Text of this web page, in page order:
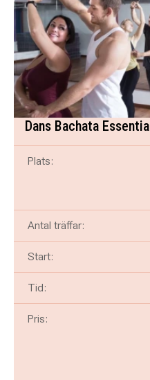
Dans Bachata
Plats:
Antal träffar:
Start:
Tid:
Pris: